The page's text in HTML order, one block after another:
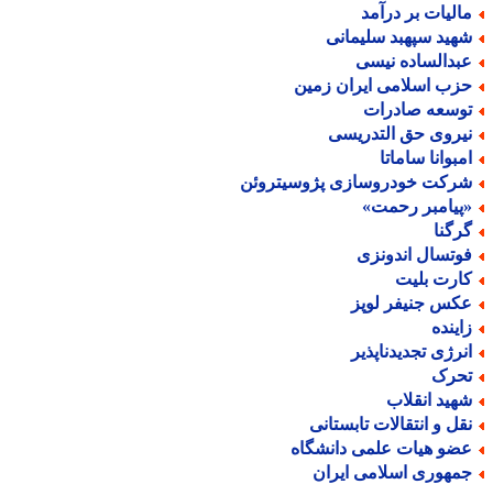
بر درآمد
سپهبد سلیمانی
نیسی
اسلامی ایران زمین
صادرات
حق التدریسی
ساماتا
خودروسازی پژوسیتروئن
رحمت»
اندونزی
بلیت
جنیفر لوپز
تجدیدناپذیر
انقلاب
و انتقالات تابستانی
هیات علمی دانشگاه
اسلامی ایران